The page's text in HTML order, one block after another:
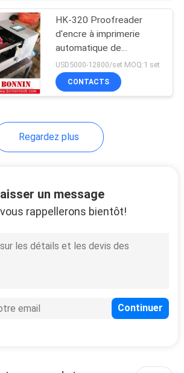
HK-320 Proofreader
d'encre à imprimerie
automatique de
laboratoire
USD5000-12800/set MOQ:1 set
CONTACTS
Regardez plus
un message
rappellerons bientôt!